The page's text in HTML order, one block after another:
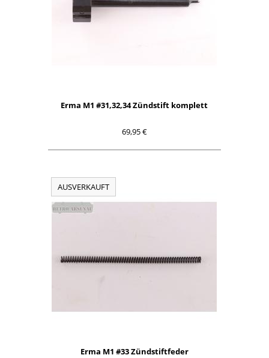
Erma M1 #31,32,34 Zündstift komplett
69,95 €
AUSVERKAUFT
Erma M1 #33 Zündstiftfeder